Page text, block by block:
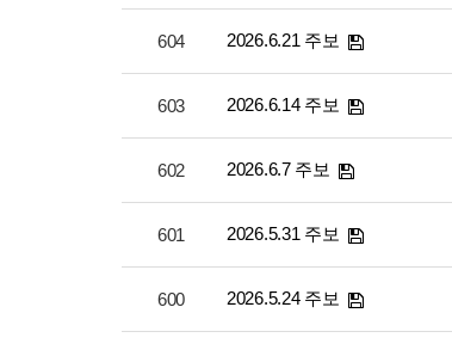
604 2026.6.21 주보
603 2026.6.14 주보
602 2026.6.7 주보
601 2026.5.31 주보
600 2026.5.24 주보